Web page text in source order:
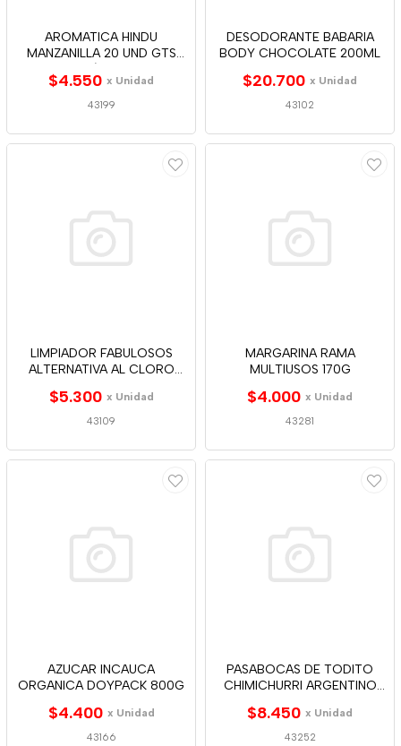
AROMATICA HINDU
MANZANILLA 20 UND GTS
$4.550 x Unidad
43199
DESODORANTE BABARIA
BODY CHOCOLATE 200ML
$20.700 x Unidad
43102
LIMPIADOR FABULOSOS
ALTERNATIVA AL CLORO
$5.300 x Unidad
43109
MARGARINA RAMA
MULTIUSOS 170G
$4.000 x Unidad
43281
AZUCAR INCAUCA
ORGANICA DOYPACK 800G
$4.400 x Unidad
43166
PASABOCAS DE TODITO
CHIMICHURRI ARGENTINO
$8.450 x Unidad
43252